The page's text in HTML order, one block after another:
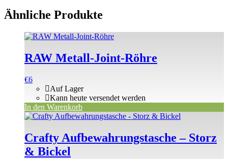
Ähnliche Produkte
RAW Metall-Joint-Röhre
€6
Auf Lager
Kann heute versendet werden
In den Warenkorb
Crafty Aufbewahrungstasche – Storz
& Bickel